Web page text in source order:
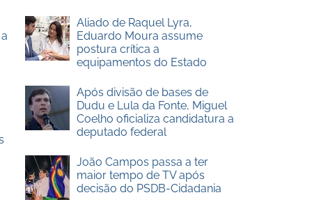
Aliado de Raquel Lyra,
Eduardo Moura assume
postura crítica a
equipamentos do Estado
Após divisão de bases de
Dudu e Lula da Fonte, Miguel
Coelho oficializa candidatura a
deputado federal
João Campos passa a ter
maior tempo de TV após
decisão do PSDB-Cidadania